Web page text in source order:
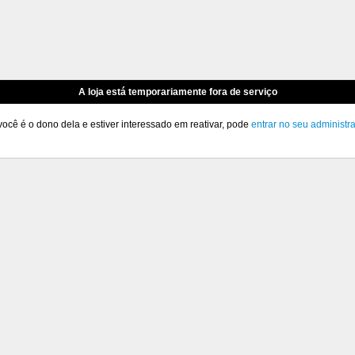
A loja está temporariamente fora de serviço
é o dono dela e estiver interessado em reativar, pode entrar no seu